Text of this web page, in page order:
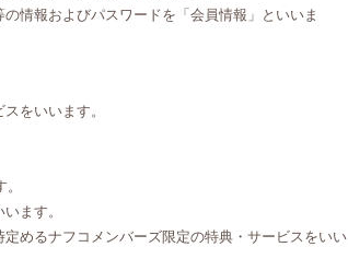
情報およびパスワードを「会員情報」といいま
をいいます。
ます。
めるナフコメンバーズ限定の特典・サービスをいい